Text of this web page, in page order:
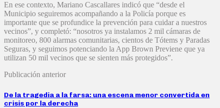
En ese contexto, Mariano Cascallares indicó que “desde el
Municipio seguiremos acompañando a la Policía porque es
importante que se profundice la prevención para cuidar a nuestros
vecinos”, y completó: “nosotros ya instalamos 2 mil cámaras de
monitoreo, 800 alarmas comunitarias, cientos de Tótems y Paradas
Seguras, y seguimos potenciando la App Brown Previene que ya
utilizan 50 mil vecinos que se sienten más protegidos”.
Publicación anterior
De la tragedia a la farsa: una escena menor convertida en
crisis por la derecha